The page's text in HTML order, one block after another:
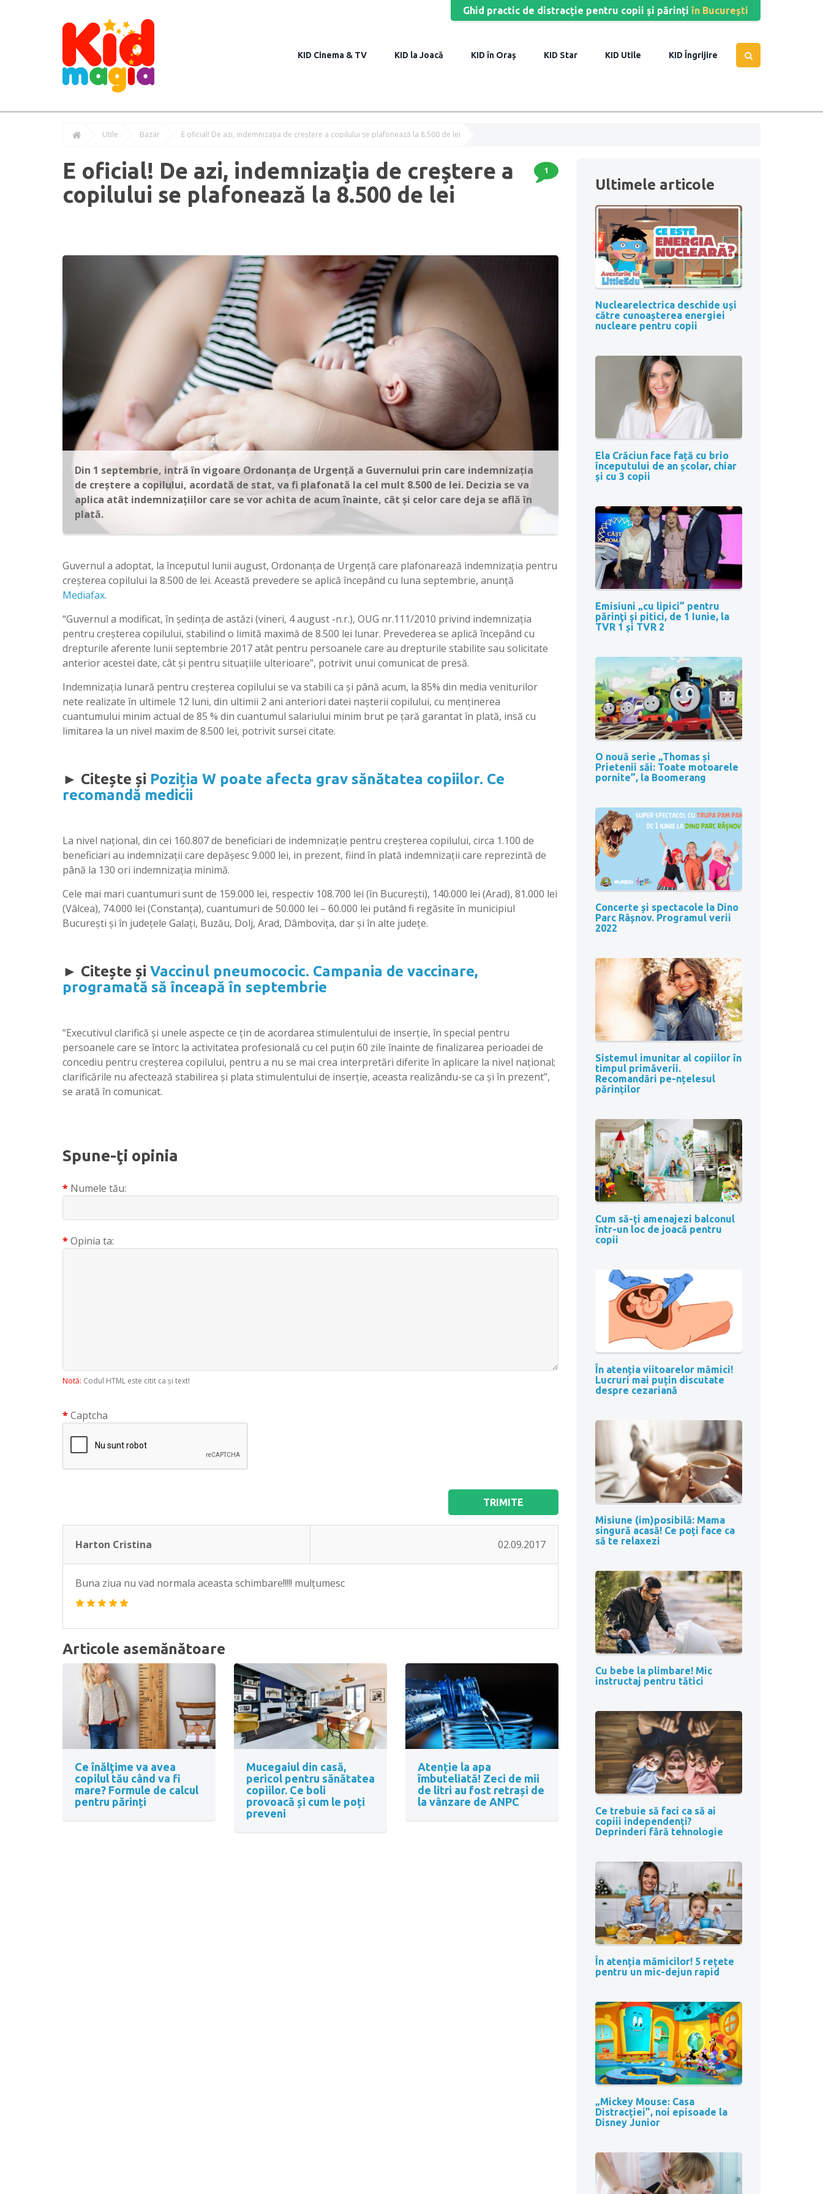
Ghid practic de distracție pentru copii și părinți în București
Cinema & TV la Joacă în Oraș Star Utile Îngrijire
Utile Bazar E oficial! De azi, indemnizaţia de creştere a copilului se plafonează la 8.500 de lei
E oficial! De azi, indemnizaţia de creştere a
copilului se plafonează la 8.500 de lei
1
Din 1 septembrie, intră în vigoare Ordonanţa de Urgenţă a Guvernului prin care indemnizaţia
de creştere a copilului, acordată de stat, va fi plafonată la cel mult 8.500 de lei. Decizia se va
aplica atât indemnizaţiilor care se vor achita de acum înainte, cât şi celor care deja se află în
plată.
Guvernul a adoptat, la începutul lunii august, Ordonanţa de Urgenţă care plafonarează indemnizaţia pentru
creşterea copilului la 8.500 de lei. Această prevedere se aplică începând cu luna septembrie, anunță
Mediafax.
“Guvernul a modificat, în şedinţa de astăzi (vineri, 4 august -n.r.), OUG nr.111/2010 privind indemnizaţia
pentru creşterea copilului, stabilind o limită maximă de 8.500 lei lunar. Prevederea se aplică începând cu
drepturile aferente lunii septembrie 2017 atât pentru persoanele care au drepturile stabilite sau solicitate
anterior acestei date, cât şi pentru situaţiile ulterioare”, potrivit unui comunicat de presă.
Indemnizaţia lunară pentru creşterea copilului se va stabili ca şi până acum, la 85% din media veniturilor
nete realizate în ultimele 12 luni, din ultimii 2 ani anteriori datei naşterii copilului, cu menţinerea
cuantumului minim actual de 85 % din cuantumul salariului minim brut pe ţară garantat în plată, insă cu
limitarea la un nivel maxim de 8.500 lei, potrivit sursei citate.
► Citește și Poziția W poate afecta grav sănătatea copiilor. Ce
recomandă medicii
La nivel naţional, din cei 160.807 de beneficiari de indemnizaţie pentru creşterea copilului, circa 1.100 de
beneficiari au indemnizaţii care depăşesc 9.000 lei, in prezent, fiind în plată indemnizaţii care reprezintă de
până la 130 ori indemnizaţia minimă.
Cele mai mari cuantumuri sunt de 159.000 lei, respectiv 108.700 lei (în Bucureşti), 140.000 lei (Arad), 81.000 lei
(Vâlcea), 74.000 lei (Constanţa), cuantumuri de 50.000 lei – 60.000 lei putând fi regăsite în municipiul
Bucureşti şi în judeţele Galaţi, Buzău, Dolj, Arad, Dâmboviţa, dar şi în alte judeţe.
► Citește și Vaccinul pneumococic. Campania de vaccinare,
programată să înceapă în septembrie
“Executivul clarifică şi unele aspecte ce ţin de acordarea stimulentului de inserţie, în special pentru
persoanele care se întorc la activitatea profesională cu cel puţin 60 zile înainte de finalizarea perioadei de
concediu pentru creşterea copilului, pentru a nu se mai crea interpretări diferite în aplicare la nivel naţional;
clarificările nu afectează stabilirea şi plata stimulentului de inserţie, aceasta realizându-se ca şi în prezent”,
se arată în comunicat.
Spune-ţi opinia
Numele tău:
Opinia ta:
Notă: Codul HTML este citit ca şi text!
Captcha
TRIMITE
Harton Cristina 02.09.2017
Buna ziua nu vad normala aceasta schimbare!!!!! mulțumesc
Articole asemănătoare
Ce înălţime va avea
copilul tău când va fi
mare? Formule de calcul
pentru părinți
Mucegaiul din casă,
pericol pentru sănătatea
copiilor. Ce boli
provoacă și cum le poți
preveni
Atenție la apa
îmbuteliată! Zeci de mii
de litri au fost retrași de
la vânzare de ANPC
Ultimele articole
Nuclearelectrica deschide uși
către cunoașterea energiei
nucleare pentru copii
Ela Crăciun face față cu brio
începutului de an școlar, chiar
și cu 3 copii
Emisiuni „cu lipici” pentru
părinţi şi pitici, de 1 Iunie, la
TVR 1 și TVR 2
O nouă serie „Thomas și
Prietenii săi: Toate motoarele
pornite”, la Boomerang
Concerte și spectacole la Dino
Parc Râșnov. Programul verii
2022
Sistemul imunitar al copiilor în
timpul primăverii.
Recomandări pe-nțelesul
părinților
Cum să-ți amenajezi balconul
într-un loc de joacă pentru
copii
În atenția viitoarelor mămici!
Lucruri mai puțin discutate
despre cezariană
Misiune (im)posibilă: Mama
singură acasă! Ce poți face ca
să te relaxezi
Cu bebe la plimbare! Mic
instructaj pentru tătici
Ce trebuie să faci ca să ai
copiii independenți?
Deprinderi fără tehnologie
În atenția mămicilor! 5 rețete
pentru un mic-dejun rapid
„Mickey Mouse: Casa
Distracției”, noi episoade la
Disney Junior